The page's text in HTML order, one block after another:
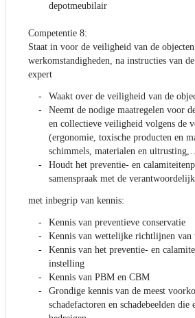
depotmeubilair
Competentie 8:
Staat in voor de veiligheid van de
werkomstandigheden, na instructies van
expert
Waakt over de veiligheid van de
Neemt de nodige maatregelen voor
en collectieve veiligheid volgens de
(ergonomie, toxische producten en
schimmels, materialen en
Houdt het preventie- en
samenspraak met de
met inbegrip van kennis:
Kennis van preventieve conservatie
Kennis van wettelijke richtlijnen van
Kennis van het preventie- en
instelling
Kennis van PBM en CBM
Grondige kennis van de meest
schadefactoren en schadebeelden die